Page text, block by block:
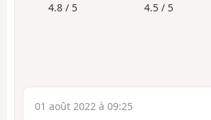
4.8 / 5
4.5 / 5
01 août 2022 à 09:25